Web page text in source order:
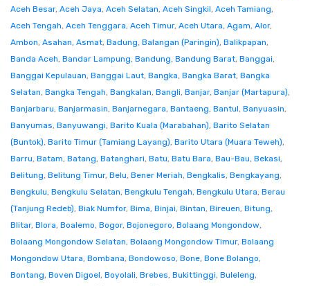
Aceh Besar, Aceh Jaya, Aceh Selatan, Aceh Singkil, Aceh Tamiang,
Aceh Tengah, Aceh Tenggara, Aceh Timur, Aceh Utara, Agam, Alor,
Ambon, Asahan, Asmat, Badung, Balangan (Paringin), Balikpapan,
Banda Aceh, Bandar Lampung, Bandung, Bandung Barat, Banggai,
Banggai Kepulauan, Banggai Laut, Bangka, Bangka Barat, Bangka
Selatan, Bangka Tengah, Bangkalan, Bangli, Banjar, Banjar (Martapura),
Banjarbaru, Banjarmasin, Banjarnegara, Bantaeng, Bantul, Banyuasin,
Banyumas, Banyuwangi, Barito Kuala (Marabahan), Barito Selatan
(Buntok), Barito Timur (Tamiang Layang), Barito Utara (Muara Teweh),
Barru, Batam, Batang, Batanghari, Batu, Batu Bara, Bau-Bau, Bekasi,
Belitung, Belitung Timur, Belu, Bener Meriah, Bengkalis, Bengkayang,
Bengkulu, Bengkulu Selatan, Bengkulu Tengah, Bengkulu Utara, Berau
(Tanjung Redeb), Biak Numfor, Bima, Binjai, Bintan, Bireuen, Bitung,
Blitar, Blora, Boalemo, Bogor, Bojonegoro, Bolaang Mongondow,
Bolaang Mongondow Selatan, Bolaang Mongondow Timur, Bolaang
Mongondow Utara, Bombana, Bondowoso, Bone, Bone Bolango,
Bontang, Boven Digoel, Boyolali, Brebes, Bukittinggi, Buleleng,